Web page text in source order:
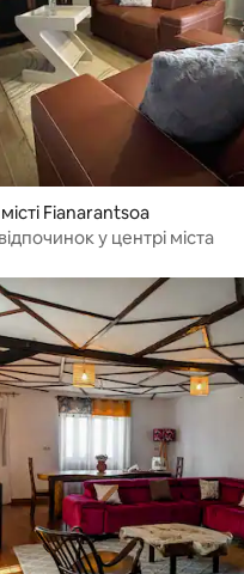
Fianarantsoa
у центрі міста